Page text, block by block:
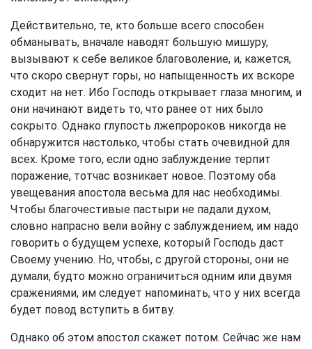
Действительно, те, кто больше всего способен
обманывать, вначале наводят большую мишуру,
вызывают к себе великое благоволение, и, кажется,
что скоро свернут горы, но напыщенность их вскоре
сходит на нет. Ибо Господь открывает глаза многим, и
они начинают видеть то, что ранее от них было
сокрыто. Однако глупость лжепророков никогда не
обнаружится настолько, чтобы стать очевидной для
всех. Кроме того, если одно заблуждение терпит
поражение, тотчас возникает новое. Поэтому оба
увещевания апостола весьма для нас необходимы.
Чтобы благочестивые пастыри не падали духом,
словно напрасно вели войну с заблуждением, им надо
говорить о будущем успехе, который Господь даст
Своему учению. Но, чтобы, с другой стороны, они не
думали, будто можно ограничиться одним или двумя
сражениями, им следует напоминать, что у них всегда
будет повод вступить в битву.
Однако об этом апостол скажет потом. Сейчас же нам